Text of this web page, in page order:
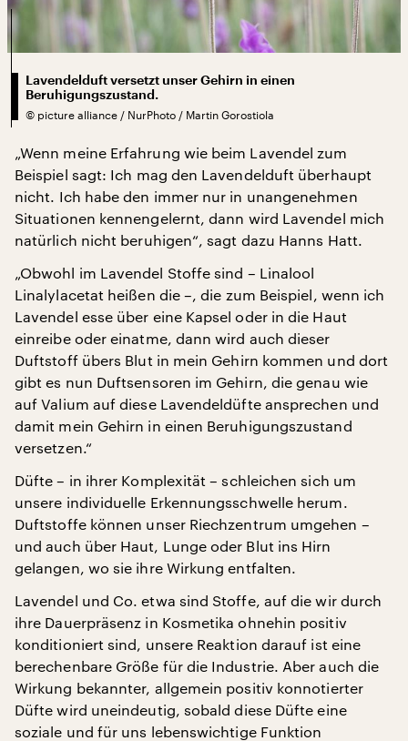
Lavendelduft versetzt unser Gehirn in einen
Beruhigungszustand.
© picture alliance / NurPhoto / Martin Gorostiola
„Wenn meine Erfahrung wie beim Lavendel zum
Beispiel sagt: Ich mag den Lavendelduft überhaupt
nicht. Ich habe den immer nur in unangenehmen
Situationen kennengelernt, dann wird Lavendel mich
natürlich nicht beruhigen“, sagt dazu Hanns Hatt.
„Obwohl im Lavendel Stoffe sind – Linalool
Linalylacetat heißen die –, die zum Beispiel, wenn ich
Lavendel esse über eine Kapsel oder in die Haut
einreibe oder einatme, dann wird auch dieser
Duftstoff übers Blut in mein Gehirn kommen und dort
gibt es nun Duftsensoren im Gehirn, die genau wie
auf Valium auf diese Lavendeldüfte ansprechen und
damit mein Gehirn in einen Beruhigungszustand
versetzen.“
Düfte – in ihrer Komplexität – schleichen sich um
unsere individuelle Erkennungsschwelle herum.
Duftstoffe können unser Riechzentrum umgehen –
und auch über Haut, Lunge oder Blut ins Hirn
gelangen, wo sie ihre Wirkung entfalten.
Lavendel und Co. etwa sind Stoffe, auf die wir durch
ihre Dauerpräsenz in Kosmetika ohnehin positiv
konditioniert sind, unsere Reaktion darauf ist eine
berechenbare Größe für die Industrie. Aber auch die
Wirkung bekannter, allgemein positiv konnotierter
Düfte wird uneindeutig, sobald diese Düfte eine
soziale und für uns lebenswichtige Funktion